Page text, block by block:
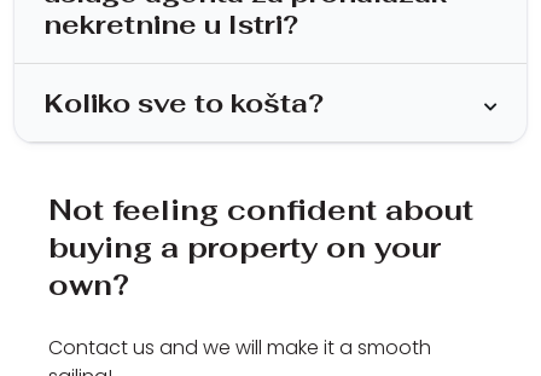
nekretnine u Istri?
Koliko sve to košta?
Not feeling confident about
buying a property on your
own?
Contact us and we will make it a smooth